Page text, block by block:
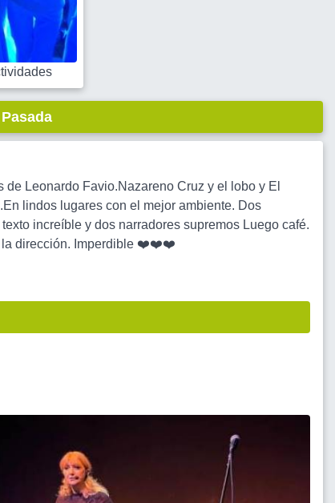
Leonardo Favio.Nazareno Cruz y el lobo y El
lindos lugares con el mejor ambiente. Dos
increíble y dos narradores supremos Luego café.
la dirección. Imperdible ❤️❤️❤️